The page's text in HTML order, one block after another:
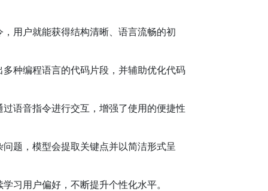
用户就能获得结构清晰、语言流畅的初
种编程语言的代码片段，并辅助优化代码
语音指令进行交互，增强了使用的便捷性
题，模型会提取关键点并以简洁形式呈
习用户偏好，不断提升个性化水平。